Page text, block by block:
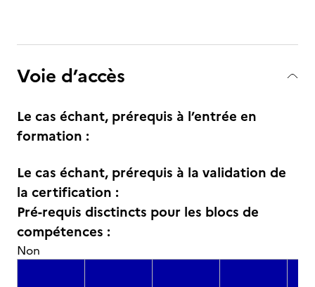
Voie d’accès
Le cas échant, prérequis à l’entrée en
formation :
Le cas échant, prérequis à la validation de
la certification :
Pré-requis disctincts pour les blocs de
compétences :
Non